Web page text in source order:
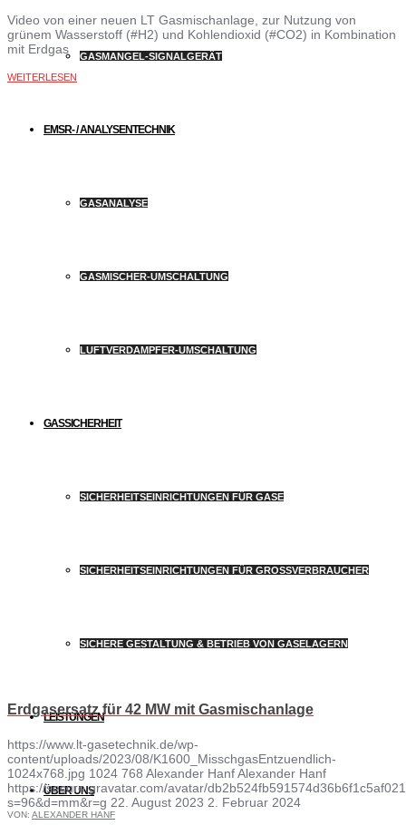
GASMANGEL-SIGNALGERÄT
EMSR- / ANALYSENTECHNIK
GASANALYSE
GASMISCHER-UMSCHALTUNG
LUFTVERDAMPFER-UMSCHALTUNG
GASSICHERHEIT
SICHERHEITSEINRICHTUNGEN FÜR GASE
SICHERHEITSEINRICHTUNGEN FÜR GROSSVERBRAUCHER
SICHERE GESTALTUNG & BETRIEB VON GASELAGERN
LEISTUNGEN
ÜBER UNS
Video von einer neuen LT Gasmischanlage, zur Nutzung von
grünem Wasserstoff (#H2) und Kohlendioxid (#CO2) in Kombination
mit Erdgas
WEITERLESEN
Erdgasersatz für 42 MW mit Gasmischanlage
https://www.lt-gasetechnik.de/wp-
content/uploads/2023/08/K1600_MisschgasEntzuendlich-
1024x768.jpg 1024 768 Alexander HanfAlexander Hanf
https://secure.gravatar.com/avatar/
s=96&d=mm&r=g 22. August 2023 2. Februar 2024
VON: ALEXANDER HANF